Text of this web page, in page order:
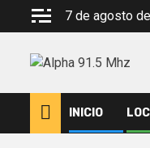
7 de agosto
INICIO